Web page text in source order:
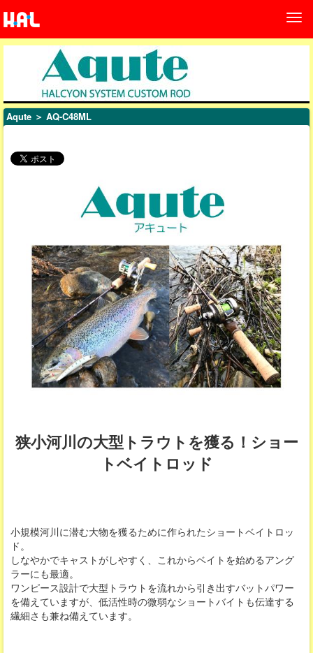
Aqute ＞ AQ-C48ML
狭小河川の大型トラウトを獲る！ショー
トベイトロッド
小規模河川に潜む大物を獲るために作られたショートベイトロッ
ド。
しなやかでキャストがしやすく、これからベイトを始めるアング
ラーにも最適。
ワンピース設計で大型トラウトを流れから引き出すバットパワー
を備えていますが、低活性時の微弱なショートバイトも伝達する
繊細さも兼ね備えています。